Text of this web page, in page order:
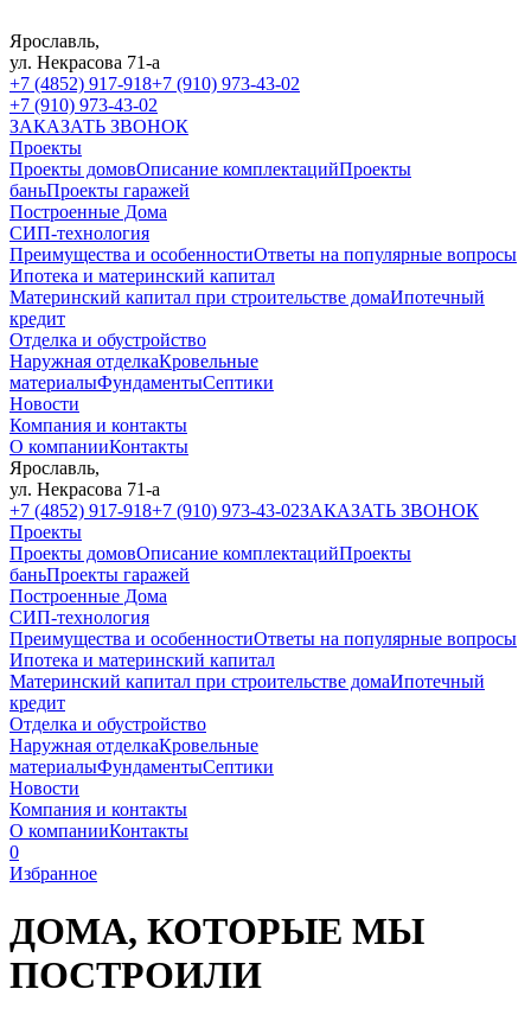
Ярославль,
ул. Некрасова 71-а
+7 (4852) 917-918+7 (910) 973-43-02
+7 (910) 973-43-02
ЗАКАЗАТЬ ЗВОНОК
Проекты
Проекты домовОписание комплектацийПроекты
баньПроекты гаражей
Построенные Дома
СИП-технология
Преимущества и особенностиОтветы на популярные вопросы
Ипотека и материнский капитал
Материнский капитал при строительстве домаИпотечный
кредит
Отделка и обустройство
Наружная отделкаКровельные
материалыФундаментыСептики
Новости
Компания и контакты
О компанииКонтакты
Ярославль,
ул. Некрасова 71-а
+7 (4852) 917-918+7 (910) 973-43-02ЗАКАЗАТЬ ЗВОНОК
Проекты
Проекты домовОписание комплектацийПроекты
баньПроекты гаражей
Построенные Дома
СИП-технология
Преимущества и особенностиОтветы на популярные вопросы
Ипотека и материнский капитал
Материнский капитал при строительстве домаИпотечный
кредит
Отделка и обустройство
Наружная отделкаКровельные
материалыФундаментыСептики
Новости
Компания и контакты
О компанииКонтакты
0
Избранное
ДОМА, КОТОРЫЕ МЫ
ПОСТРОИЛИ